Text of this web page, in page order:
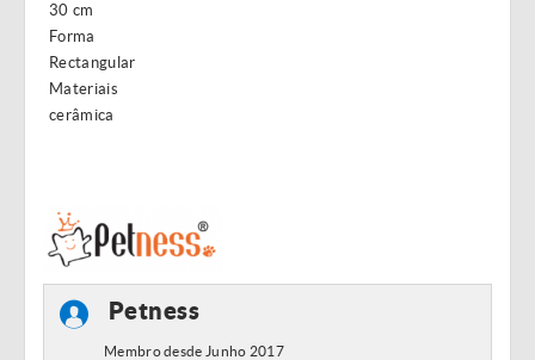
30 cm
Forma
Rectangular
Materiais
cerâmica
Petness
Membro desde Junho 2017